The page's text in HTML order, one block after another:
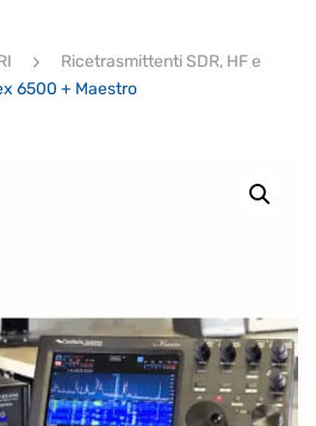
Ricetrasmittenti SDR, HF e
6500 + Maestro